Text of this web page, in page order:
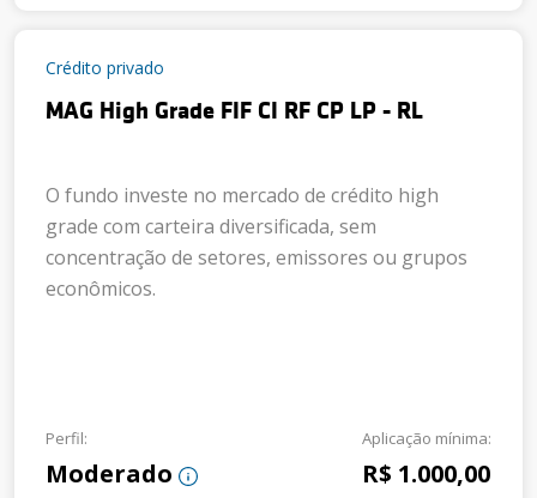
Crédito privado
MAG High Grade FIF CI RF CP LP - RL
O fundo investe no mercado de crédito high
grade com carteira diversificada, sem
concentração de setores, emissores ou grupos
econômicos.
Perfil:
Moderado
Aplicação mínima:
R$ 1.000,00